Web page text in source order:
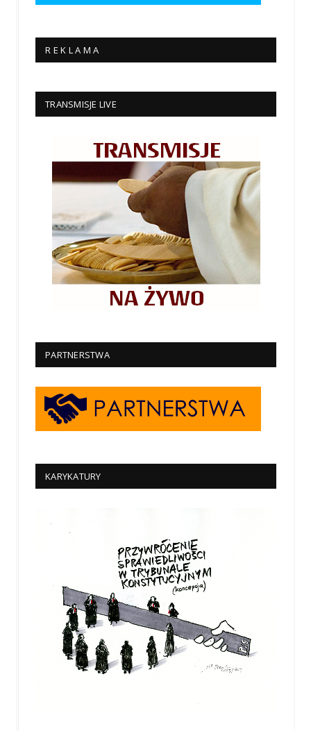
R E K L A M A
TRANSMISJE LIVE
PARTNERSTWA
KARYKATURY